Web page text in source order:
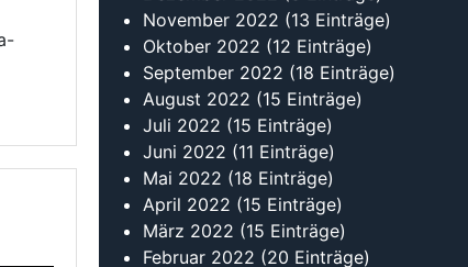
2021
Dezember 2021(18 Einträge)
November 2021(31 Einträge)
Oktober 2021 (16 Einträge)
September 2021(24 Einträge)
August 2021(14 Einträge)
Juli 2021(19 Einträge)
Juni 2021(12 Einträge)
Mai 2021(14 Einträge)
April 2021(10 Einträge)